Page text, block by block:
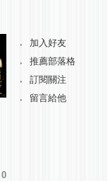
加入好友
推薦部落格
訂閱關注
留言給他
0